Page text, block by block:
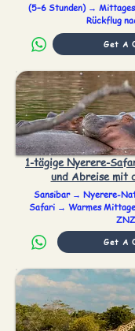
(5–6 Stunden) →
Rückflug
Get A
1-tägige Nyerere-
und Abreise mit
Sansibar → Nyerere-
Safari → Warmes
ZNZ
Get A